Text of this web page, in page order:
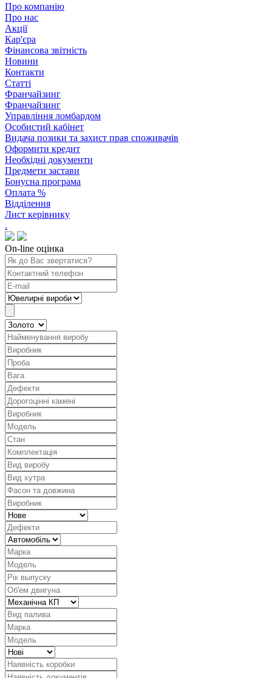
Про компанію
Про нас
Акції
Кар'єра
Фінансова звітність
Новини
Контакти
Статті
Франчайзинг
Франчайзинг
Управління ломбардом
Особистий кабінет
Видача позики та захист прав споживачів
Оформити кредит
Необхідні документи
Предмети застави
Бонусна програма
Оплата %
Відділення
Лист керівнику
.
On-line оцінка